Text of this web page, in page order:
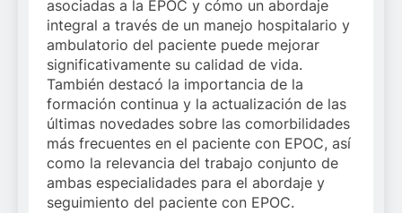
asociadas a la EPOC y cómo un abordaje
integral a través de un manejo hospitalario y
ambulatorio del paciente puede mejorar
significativamente su calidad de vida.
También destacó la importancia de la
formación continua y la actualización de las
últimas novedades sobre las comorbilidades
más frecuentes en el paciente con EPOC, así
como la relevancia del trabajo conjunto de
ambas especialidades para el abordaje y
seguimiento del paciente con EPOC.